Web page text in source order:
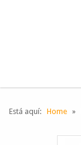
Está aquí: Home